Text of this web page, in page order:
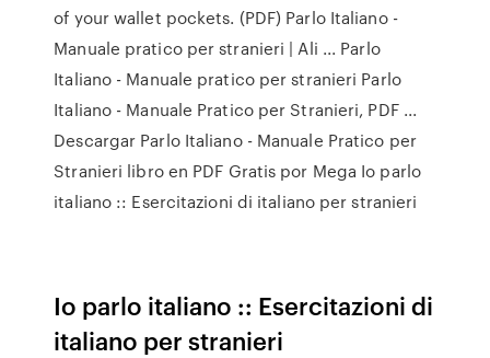
of your wallet pockets. (PDF) Parlo Italiano -
Manuale pratico per stranieri | Ali ... Parlo
Italiano - Manuale pratico per stranieri Parlo
Italiano - Manuale Pratico per Stranieri, PDF ...
Descargar Parlo Italiano - Manuale Pratico per
Stranieri libro en PDF Gratis por Mega Io parlo
italiano :: Esercitazioni di italiano per stranieri
Io parlo italiano :: Esercitazioni di
italiano per stranieri